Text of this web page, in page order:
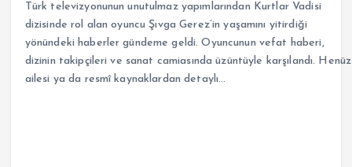
Türk televizyonunun unutulmaz yapımlarından Kurtlar Vadisi
dizisinde rol alan oyuncu Şıvga Gerez’in yaşamını yitirdiği
yönündeki haberler gündeme geldi. Oyuncunun vefat haberi,
dizinin takipçileri ve sanat camiasında üzüntüyle karşılandı. Henüz
ailesi ya da resmî kaynaklardan detaylı…